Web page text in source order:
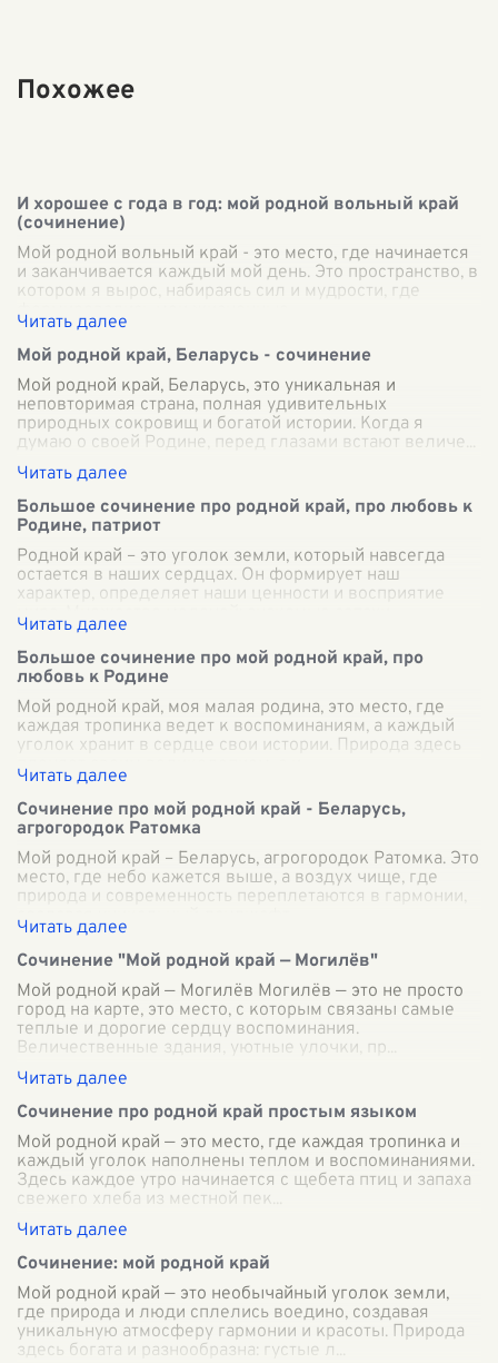
Похожее
И хорошее с года в год: мой родной вольный край
(сочинение)
Мой родной вольный край - это место, где начинается
и заканчивается каждый мой день. Это пространство, в
котором я вырос, набираясь сил и мудрости, где
формировались мои жизненные
Мой родной край, Беларусь - сочинение
Мой родной край, Беларусь, это уникальная и
неповторимая страна, полная удивительных
природных сокровищ и богатой истории. Когда я
думаю о своей Родине, перед глазами встают величе
Большое сочинение про родной край, про любовь к
Родине, патриот
Родной край – это уголок земли, который навсегда
остается в наших сердцах. Он формирует наш
характер, определяет наши ценности и восприятие
мира. Множество мелочей: знакомые запахи
Большое сочинение про мой родной край, про
любовь к Родине
Мой родной край, моя малая родина, это место, где
каждая тропинка ведет к воспоминаниям, а каждый
уголок хранит в сердце свои истории. Природа здесь
пленяет своим великолепием, а и
Сочинение про мой родной край - Беларусь,
агрогородок Ратомка
Мой родной край – Беларусь, агрогородок Ратомка. Это
место, где небо кажется выше, а воздух чище, где
природа и современность переплетаются в гармонии,
создавая уникальный ландшафт
Сочинение "Мой родной край — Могилёв"
Мой родной край — Могилёв Могилёв — это не просто
город на карте, это место, с которым связаны самые
теплые и дорогие сердцу воспоминания.
Величественные здания, уютные улочки, пр
Сочинение про родной край простым языком
Мой родной край — это место, где каждая тропинка и
каждый уголок наполнены теплом и воспоминаниями.
Здесь каждое утро начинается с щебета птиц и запаха
свежего хлеба из местной пек
Сочинение: мой родной край
Мой родной край — это необычайный уголок земли,
где природа и люди сплелись воедино, создавая
уникальную атмосферу гармонии и красоты. Природа
здесь богата и разнообразна: густые л